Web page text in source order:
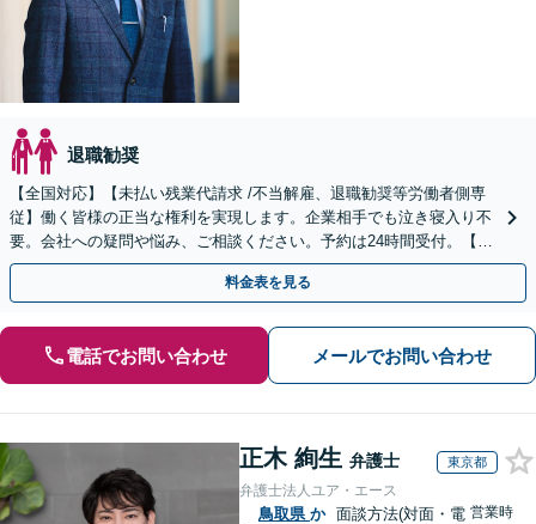
退職勧奨
【全国対応】【未払い残業代請求 /不当解雇、退職勧奨等労働者側専
従】働く皆様の正当な権利を実現します。企業相手でも泣き寝入り不
要。会社への疑問や悩み、ご相談ください。予約は24時間受付。【初
回面談無料】【夜間・休日対応可】
料金表を見る
電話でお問い合わせ メールでお問い合わせ
正木 絢生 弁護士 東京都
弁護士法人ユア・エース
鳥取県 か 面談方法(対面・電 営業時